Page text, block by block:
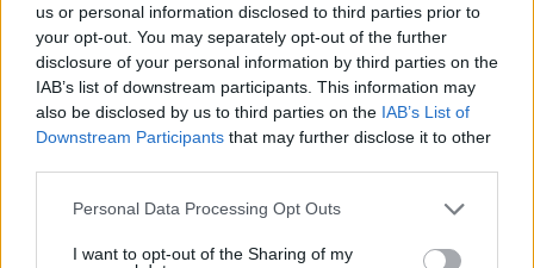
us or personal information disclosed to third parties prior to
your opt-out. You may separately opt-out of the further
disclosure of your personal information by third parties on the
IAB’s list of downstream participants. This information may
also be disclosed by us to third parties on the IAB’s List of
Downstream Participants that may further disclose it to other
Please note that this website/app uses one or more Google
not limited to your visit or usage behaviour. You may click to
Personal Data Processing Opt Outs
I want to opt-out of the Sharing of my